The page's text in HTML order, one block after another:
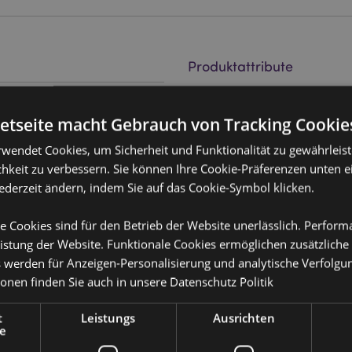
erfahren?
Dann lesen Sie
Produktattribute
Mehr
Höhe 17cm
EAN-Nummer
Kartonmenge 56
Gewicht (kg) 0.178000
IM SALE Keine
NEU Keine
PROMO
Marke
macht Gebrauch von Tracking
Cookies, um Sicherheit und Funktionalität zu
zu verbessern. Sie können Ihre Cookie-Präferenzen unten
ändern, indem Sie auf das Cookie-Symbol klicken.
Cookies sind für den Betrieb der Website unerlässlich.
der Website. Funktionale Cookies ermöglichen
werden für Anzeigen-Personalisierung und analytische
finden Sie auch in unsere Datenschutz Politik
Leistungs Ausrichten